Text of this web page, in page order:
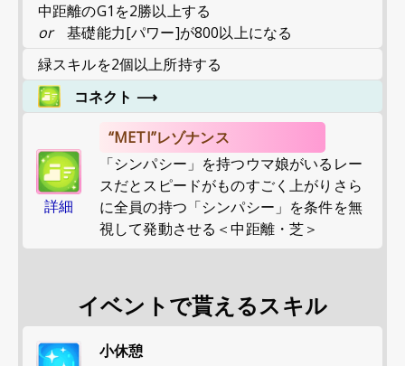
中距離のG1を2勝以上する
or
基礎能力[パワー]が800以上になる
緑スキルを2個以上所持する
コネクト ⟶
詳細
“METI”レゾナンス
「シンパシー」を持つウマ娘がいるレー
スだとスピードがものすごく上がりさら
に全員の持つ「シンパシー」を条件を無
視して発動させる＜中距離・芝＞
イベントで貰えるスキル
小休憩